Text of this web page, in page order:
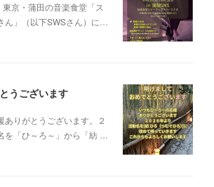
京・蒲田の音楽食堂「ス
ん」（以下SWSさん）に…
うございます
ありがとうございます。２
を「ひ～ろ～」から「紡 …